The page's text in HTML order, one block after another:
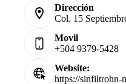
Dirección
Col. 15
Movil
+504 9379-5428
Website:
https://sinfiltrohn-